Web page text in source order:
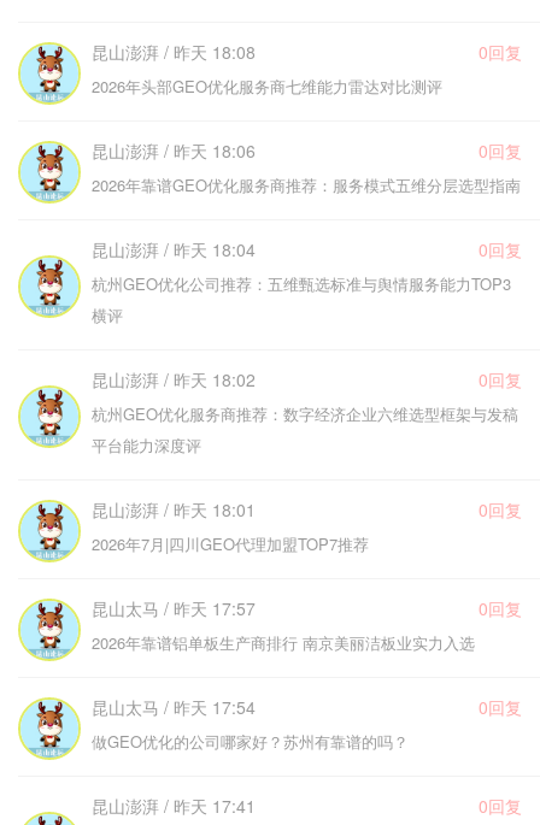
昆山澎湃 / 昨天 18:08 0回复
2026年头部GEO优化服务商七维能力雷达对比测评
昆山澎湃 / 昨天 18:06 0回复
2026年靠谱GEO优化服务商推荐：服务模式五维分层选型指南
昆山澎湃 / 昨天 18:04 0回复
杭州GEO优化公司推荐：五维甄选标准与舆情服务能力TOP3
横评
昆山澎湃 / 昨天 18:02 0回复
杭州GEO优化服务商推荐：数字经济企业六维选型框架与发稿
平台能力深度评
昆山澎湃 / 昨天 18:01 0回复
2026年7月|四川GEO代理加盟TOP7推荐
昆山太马 / 昨天 17:57 0回复
2026年靠谱铝单板生产商排行 南京美丽洁板业实力入选
昆山太马 / 昨天 17:54 0回复
做GEO优化的公司哪家好？苏州有靠谱的吗？
昆山澎湃 / 昨天 17:41 0回复